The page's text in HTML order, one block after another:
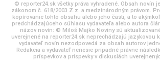
© reporter24.sk všetky práva vyhradené. Obsah novín
zákonom č. 618/2003 Z.z. a medzinárodným právom.
kopírovanie tohto obsahu alebo jeho časti, a to
predchádzajúceho súhlasu vydavateľa alebo autora
názov novín: © Miloš Majko Noviny sú
uverejnené na reporter24.sk neprechádzajú jazykovou
vydavateľ novín nezodpovedá za obsah autorov
Redakcia a vydavateľ nenesie prípadné právne
príspevkov a príspevky v diskusiách